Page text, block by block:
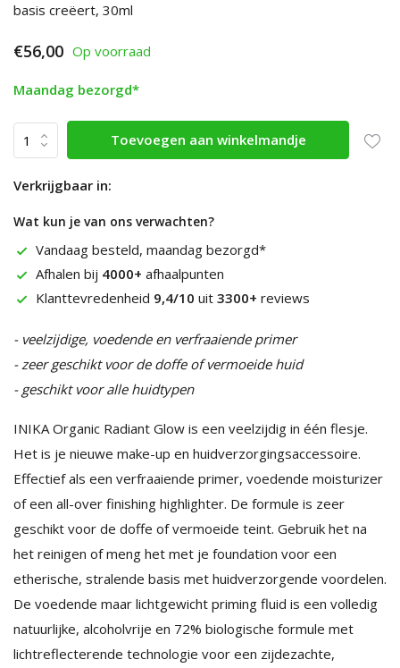
basis creëert, 30ml
€56,00 Op voorraad
Maandag bezorgd*
Toevoegen aan winkelmandje
Verkrijgbaar in:
Wat kun je van ons verwachten?
Vandaag besteld, maandag bezorgd*
Afhalen bij 4000+ afhaalpunten
Klanttevredenheid 9,4/10 uit 3300+ reviews
- veelzijdige, voedende en verfraaiende primer
- zeer geschikt voor de doffe of vermoeide huid
- geschikt voor alle huidtypen
INIKA Organic Radiant Glow is een veelzijdig in één flesje.
Het is je nieuwe make-up en huidverzorgingsaccessoire.
Effectief als een verfraaiende primer, voedende moisturizer
of een all-over finishing highlighter. De formule is zeer
geschikt voor de doffe of vermoeide teint. Gebruik het na
het reinigen of meng het met je foundation voor een
etherische, stralende basis met huidverzorgende voordelen.
De voedende maar lichtgewicht priming fluid is een volledig
natuurlijke, alcoholvrije en 72% biologische formule met
lichtreflecterende technologie voor een zijdezachte,